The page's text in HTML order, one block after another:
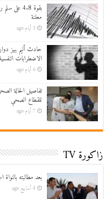
بقوة 4.8
معلنة
5 أيام ago
حادث أليم يهز
الاضطرابات
6 أيام ago
تفاصيل الحالة
للقطاع الصحي
7 أيام ago
زاكورة TV
بعد مطالبته
4 أسابيع ago